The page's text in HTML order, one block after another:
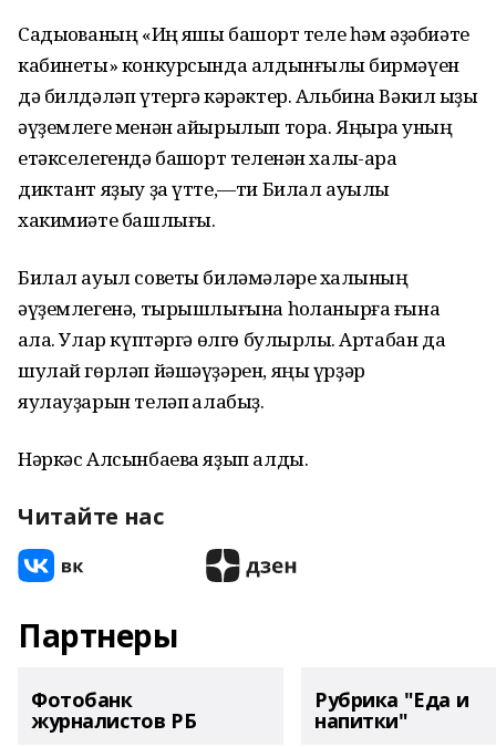
Садыҡованың «Иң яҡшы башҡорт теле һәм әҙәбиәте
кабинеты» конкурсында алдынғылыҡ бирмәүен
дә билдәләп үтергә кәрәктер. Альбина Вәкил ҡыҙы
әүҙемлеге менән айырылып тора. Яңыраҡ уның
етәкселегендә башҡорт теленән халыҡ-ара
диктант яҙыу ҙа үтте,—ти Билал ауылы
хакимиәте башлығы.
Билал ауыл советы биләмәләре халҡының
әүҙемлегенә, тырышлығына һоҡланырға ғына
ҡала. Улар күптәргә өлгө булырлыҡ. Артабан да
шулай гөрләп йәшәүҙәрен, яңы үрҙәр
яулауҙарын теләп ҡалабыҙ.
Нәркәс Алсынбаева яҙып алды.
Читайте нас
Партнеры
Фотобанк
журналистов РБ
Рубрика "Еда и
напитки"